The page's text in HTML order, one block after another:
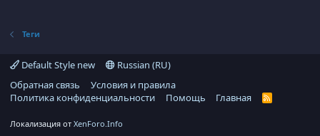
Теги
Default Style new
Russian (RU)
Обратная связь
Условия и правила
Политика конфиденциальности
Помощь Главная
R
Локализация от XenForo.Info